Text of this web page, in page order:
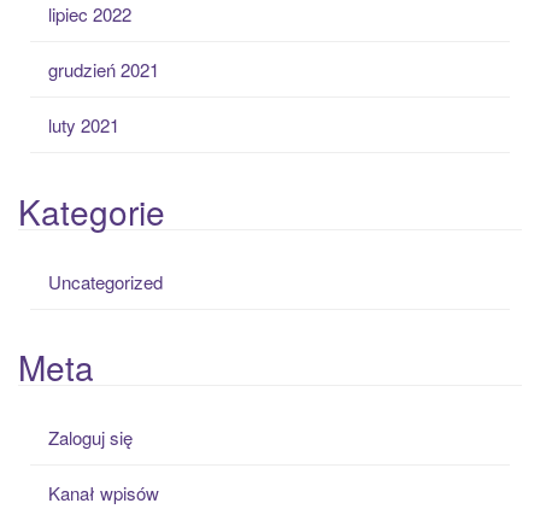
lipiec 2022
grudzień 2021
luty 2021
Kategorie
Uncategorized
Meta
Zaloguj się
Kanał wpisów